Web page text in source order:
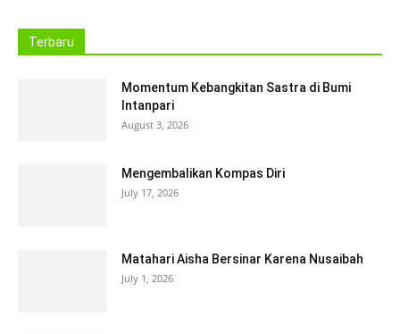
Terbaru
Momentum Kebangkitan Sastra di Bumi
Intanpari
August 3, 2026
Mengembalikan Kompas Diri
July 17, 2026
Matahari Aisha Bersinar Karena Nusaibah
July 1, 2026